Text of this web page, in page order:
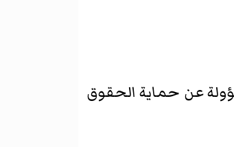
عن حماية الحقوق